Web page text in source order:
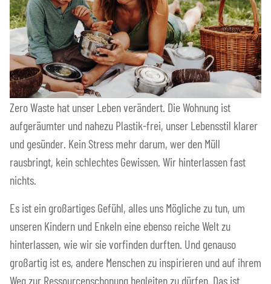
Zero Waste hat unser Leben verändert. Die Wohnung ist
aufgeräumter und nahezu Plastik-frei, unser Lebensstil klarer
und gesünder. Kein Stress mehr darum, wer den Müll
rausbringt, kein schlechtes Gewissen. Wir hinterlassen fast
nichts.
Es ist ein großartiges Gefühl, alles uns Mögliche zu tun, um
unseren Kindern und Enkeln eine ebenso reiche Welt zu
hinterlassen, wie wir sie vorfinden durften. Und genauso
großartig ist es, andere Menschen zu inspirieren und auf ihrem
Weg zur Ressourcenschonung begleiten zu dürfen. Das ist